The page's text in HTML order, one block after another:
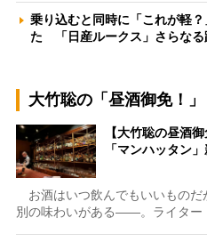
乗り込むと同時に「これが軽
た 「日産ルークス」さらな
大竹聡の「昼酒御免！」
【大竹聡の昼酒
「マンハッタン
お酒はいつ飲んでもいいものだ
別の味わいがある――。ライター